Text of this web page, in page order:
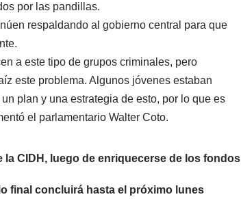
por las pandillas.
respaldando al gobierno central para que
a este tipo de grupos criminales, pero
este problema. Algunos jóvenes estaban
plan y una estrategia de esto, por lo que es
el parlamentario Walter Coto.
la CIDH, luego de enriquecerse de los fondos
final concluirá hasta el próximo lunes